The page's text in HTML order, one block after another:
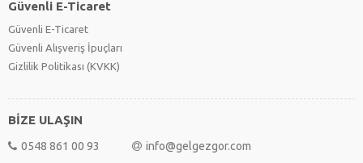
Güvenli E-Ticaret
Güvenli E-Ticaret
Güvenli Alışveriş İpuçları
Gizlilik Politikası (KVKK)
BİZE ULAŞIN
0548 861 00 93 info@gelgezgor.com